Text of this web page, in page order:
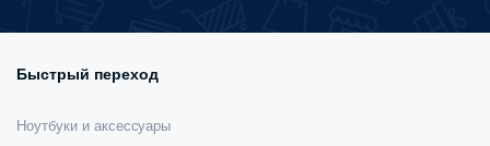
Быстрый переход
Ноутбуки и аксессуары